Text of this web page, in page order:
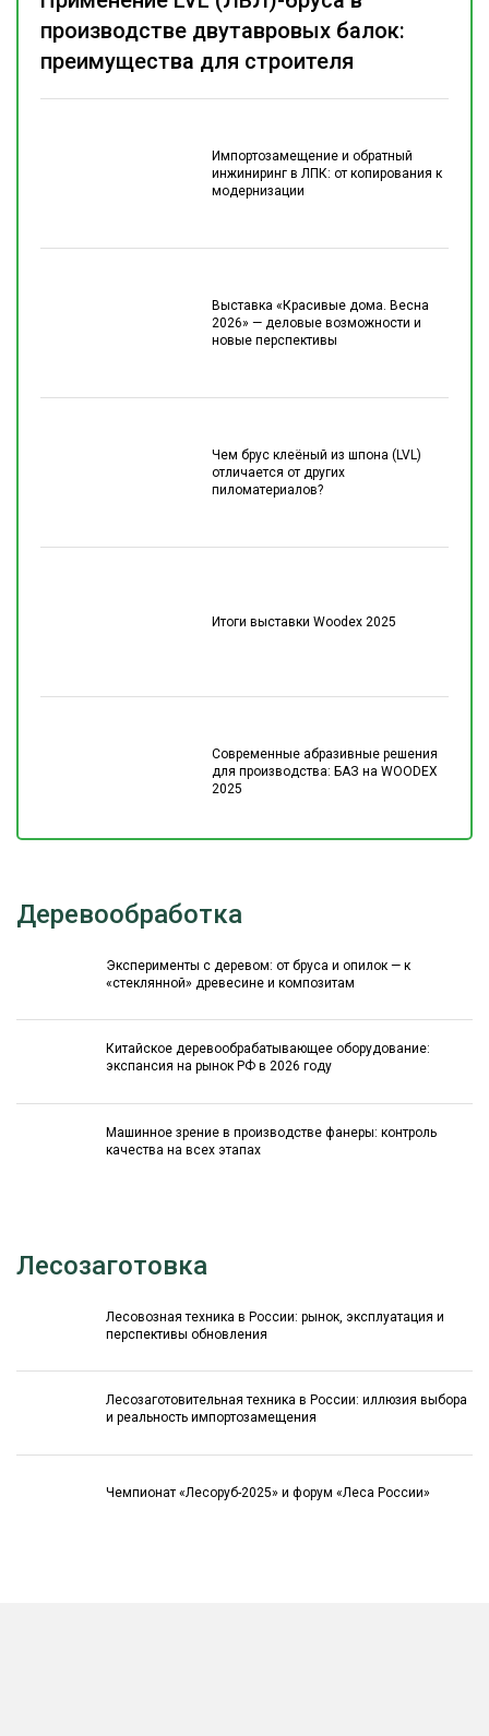
Импортозамещение и обратный
инжиниринг в ЛПК: от копирования к
модернизации
Выставка «Красивые дома. Весна
2026» — деловые возможности и
новые перспективы
Чем брус клеёный из шпона (LVL)
отличается от других
пиломатериалов?
Итоги выставки Woodex 2025
Современные абразивные решения
для производства: БАЗ на WOODEX
2025
производстве двутавровых балок:
преимущества для строителя
Деревообработка
Эксперименты с деревом: от бруса и опилок — к
«стеклянной» древесине и композитам
Китайское деревообрабатывающее оборудование:
экспансия на рынок РФ в 2026 году
Машинное зрение в производстве фанеры: контроль
качества на всех этапах
Лесозаготовка
Лесовозная техника в России: рынок, эксплуатация и
перспективы обновления
Лесозаготовительная техника в России: иллюзия выбора
и реальность импортозамещения
Чемпионат «Лесоруб-2025» и форум «Леса России»